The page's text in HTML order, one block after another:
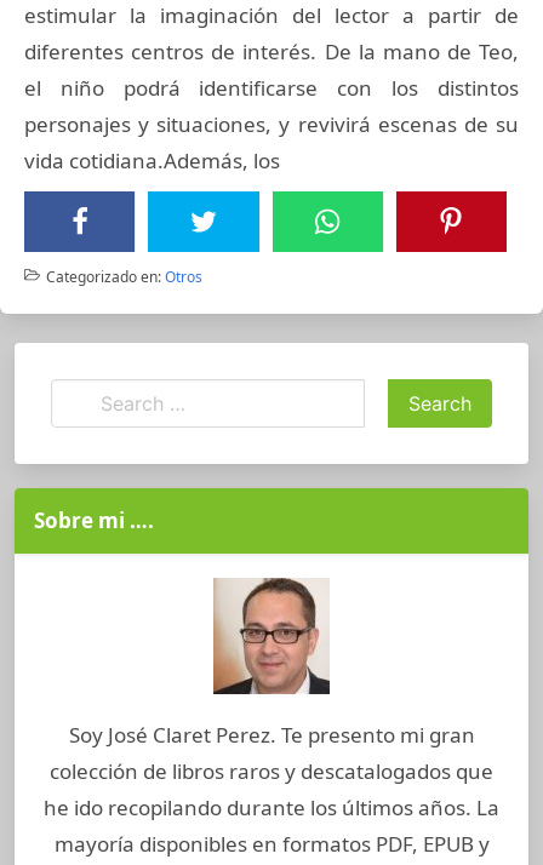
estimular la imaginación del lector a partir de
diferentes centros de interés. De la mano de Teo,
el niño podrá identificarse con los distintos
personajes y situaciones, y revivirá escenas de su
vida cotidiana.Además, los
Categorizado en:Otros
Sobre mi ….
Soy José Claret Perez. Te presento mi gran
colección de libros raros y descatalogados que
he ido recopilando durante los últimos años. La
mayoría disponibles en formatos PDF, EPUB y